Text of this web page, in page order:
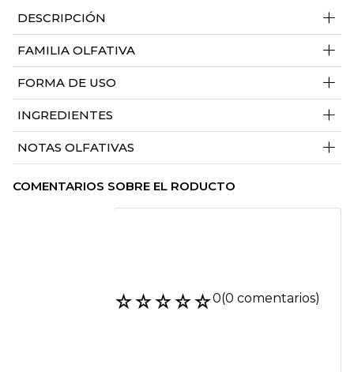
DESCRIPCIÓN +
FAMILIA OLFATIVA +
FORMA DE USO +
INGREDIENTES +
NOTAS OLFATIVAS +
COMENTARIOS SOBRE EL RODUCTO
☆☆☆☆☆0(0 comentarios)